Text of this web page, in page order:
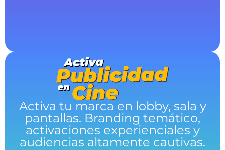
Activa tu marca en lobby, sala y
pantallas. Branding temático,
activaciones experienciales y
audiencias altamente cautivas.